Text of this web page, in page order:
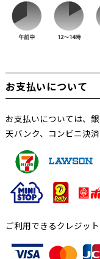
お支払いについて
お支払いについては、
天バンク、コンビニ決済
ご利用できるクレジッ